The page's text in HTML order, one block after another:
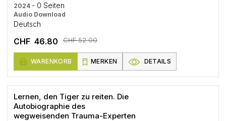
2024 - 0 Seiten
Audio Download
Deutsch
CHF 46.80 CHF 52.00
WARENKORB MERKEN DETAILS
Lernen, den Tiger zu reiten. Die
Autobiographie des
wegweisenden Trauma-Experten